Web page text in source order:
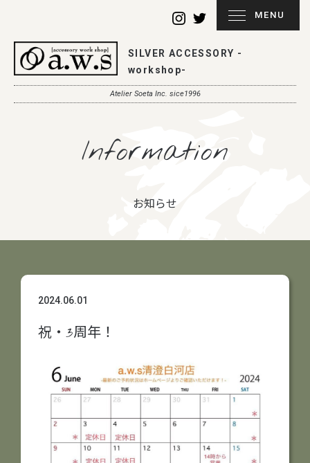
SILVER ACCESSORY -
workshop-
Atelier Soeta Inc. sice1996
MENU
Information
お知らせ
2024.06.01
祝・3周年！